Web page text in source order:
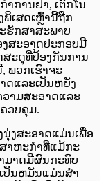
ການຢາ, ເຕັກໂນ
ພິເສດເຫຼົ່ານີ້ຖືກ
ຮັກສາສະພາບ
ສະອາດປະກອບມີ
ສະດຸທີ່ປ້ອງກັນການ
ພວກເຮົາຈະ
ດແລະເປັນຫຍັງ
າມສະອາດແລະ
ວບຄຸມ.
ງສະອາດແມ່ນເພື່ອ
າຫະກໍາທີ່ແມ້ກະ
ມາດມີຜົນກະທົບ
ປັນຫມັນແມ່ນສໍາ